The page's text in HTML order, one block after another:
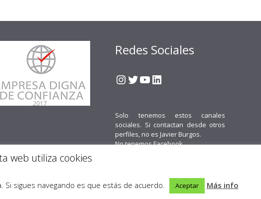
Redes Sociales
Instagram
Twitter
YouTube
LinkedIn
Solo tenemos estos canales
sociales. Si contactan desde otros
perfiles, no es Javier Burgos.
No tenemos Facebook.
Contacto Política de cookies Política de
web utiliza cookies
Si sigues navegando es que estás de acuerdo. Aceptar Más info